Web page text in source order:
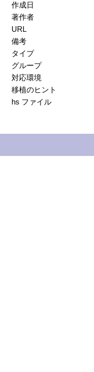
作成日
著作者
URL
備考
タイプ
グループ
対応環境
移植のヒント
hs ファイル